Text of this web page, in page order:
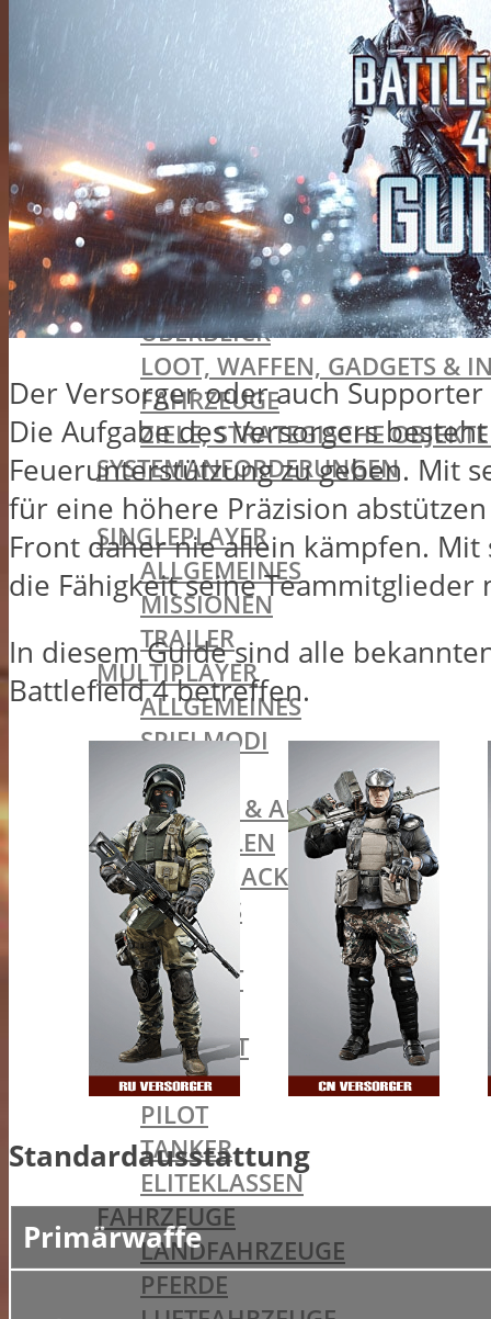
LIVE-SERVICE & BATTLE PASS
VERSIONEN & VORBESTELLER-
SYSTEMANFORDERUNGEN
VIDEOS
BATTLEFIELD V
VERSIONEN & VORBESTELLER-
TIDES OF WAR
SPIELMODI
FIRESTORM (BATTLE ROYALE)
ÜBERBLICK
LOOT, WAFFEN, GADGETS &
FAHRZEUGE
ZIELE, STRATEGISCHE
SYSTEMANFORDERUNGEN
BATTLEFIELD 1
SINGLEPLAYER
ALLGEMEINES
MISSIONEN
TRAILER
MULTIPLAYER
ALLGEMEINES
SPIELMODI
MAPS
WAFFEN & AUSRÜSTUNG
MEDAILLEN
BATTLEPACKS
INCURSIONS
KLASSEN
ASSAULT
MEDIC
SUPPORT
SCOUT
PILOT
TANKER
ELITEKLASSEN
FAHRZEUGE
LANDFAHRZEUGE
PFERDE
Der Versorger oder auch
Die Aufgabe des Versorgers
Feuerunterstützung zu geben. Mit
für eine höhere Präzision
Front daher nie allein kämpfen.
die Fähigkeit seine
In diesem Guide sind alle
Battlefield 4 betreffen.
Standardausstattung
Primärwaffe